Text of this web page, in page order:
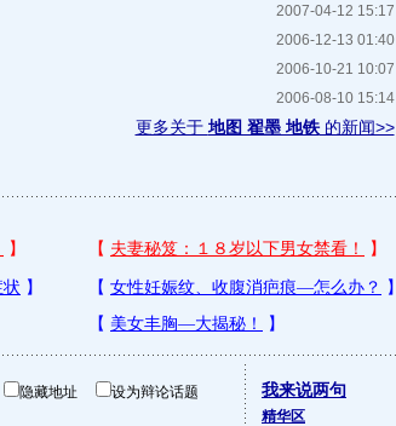
2007-04-12 15:17
2006-12-13 01:40
2006-10-21 10:07
2006-08-10 15:14
更多关于 地图 翟墨 地铁的新闻>>
隐藏地址 设为辩论话题 我来说两句
精华区